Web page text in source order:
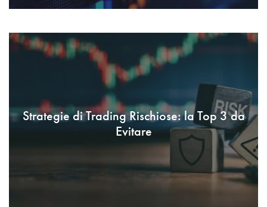
Strategie di Trading Rischiose: la Top 3 da
Evitare